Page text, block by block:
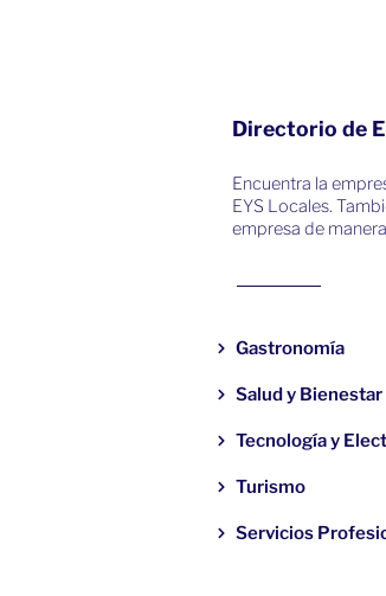
Directorio de
Encuentra la
EYS Locales.
empresa de
Gastronomía
Salud y Bienestar
Tecnología y
Turismo
Servicios